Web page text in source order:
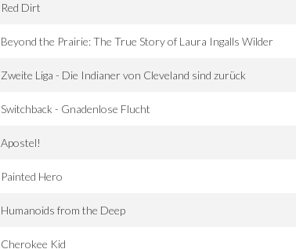
Red Dirt
Beyond the Prairie: The True Story of Laura Ingalls Wilder
Zweite Liga - Die Indianer von Cleveland sind zurück
Switchback - Gnadenlose Flucht
Apostel!
Painted Hero
Humanoids from the Deep
Cherokee Kid